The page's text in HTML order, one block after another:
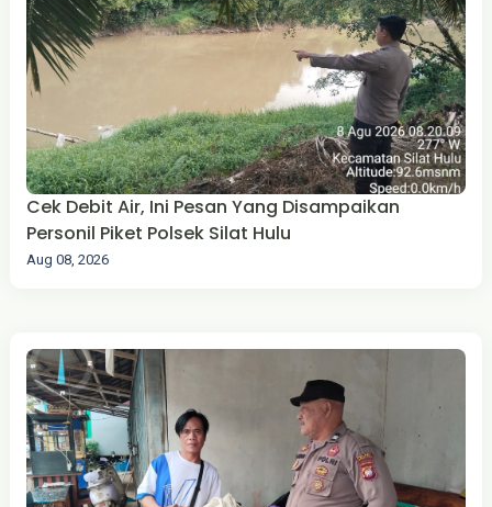
Cek Debit Air, Ini Pesan Yang Disampaikan
Personil Piket Polsek Silat Hulu
Aug 08, 2026